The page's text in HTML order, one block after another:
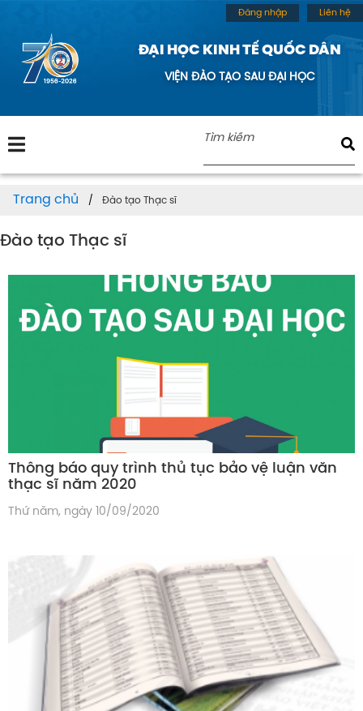
ĐẠI HỌC KINH TẾ QUỐC DÂN
VIỆN ĐÀO TẠO SAU ĐẠI HỌC
Đăng nhập Liên hệ
Trang chủ Đào tạo Thạc sĩ
Đào tạo Thạc sĩ
Thông báo quy trình thủ tục bảo vệ luận văn
thạc sĩ năm 2020
Thứ năm, ngày 10/09/2020